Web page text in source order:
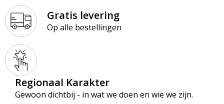
Gratis levering
Op alle bestellingen
Regionaal Karakter
Gewoon dichtbij - in wat we doen en wie we zijn.